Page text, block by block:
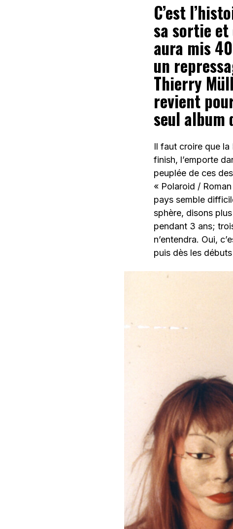
C’est
sa sortie et
aura mis
un
Thierry
revient
seul album
Il faut croire que la
finish, l’emporte
peuplée de ces
« Polaroid /
pays semble
sphère, disons
pendant 3 ans;
n’entendra. Oui,
puis dès les